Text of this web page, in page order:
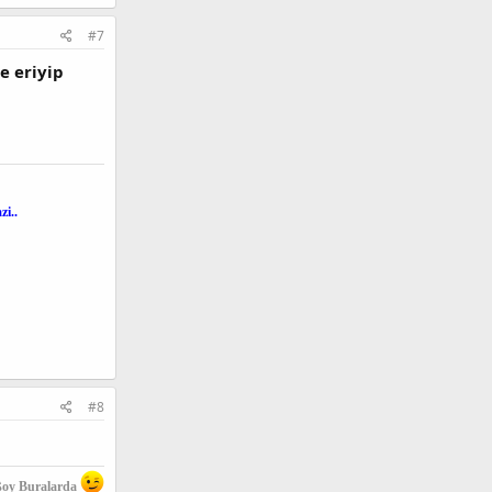
#7
eriyip
#8
Buralarda